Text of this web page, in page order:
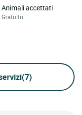
Animali accettati
Gratuito
(7)